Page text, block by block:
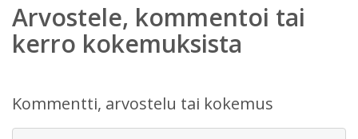
Arvostele, kommentoi tai
kerro kokemuksista
Kommentti, arvostelu tai kokemus